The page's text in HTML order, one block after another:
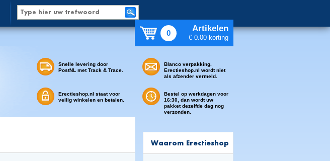
0 Artikelen
€ 0.00 korting
Snelle levering door
PostNL met Track & Trace.
Erectieshop.nl staat voor
veilig winkelen en betalen.
Blanco verpakking.
Erectieshop.nl wordt niet
als afzender vermeld.
Bestel op werkdagen voor
16:30, dan wordt uw
pakket dezelfde dag nog
verzonden.
Waarom Erectieshop